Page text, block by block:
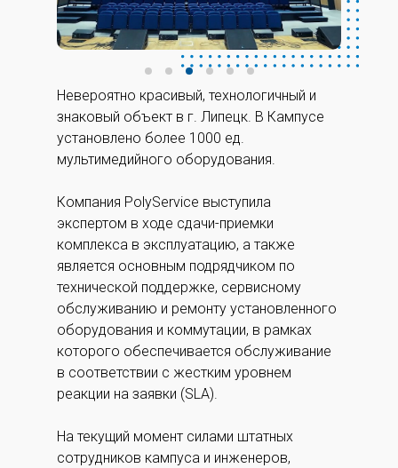
Невероятно красивый, технологичный и
знаковый объект в г. Липецк. В Кампусе
установлено более 1000 ед.
мультимедийного оборудования.
Компания PolyService выступила
экспертом в ходе сдачи-приемки
комплекса в эксплуатацию, а также
является основным подрядчиком по
технической поддержке, сервисному
обслуживанию и ремонту установленного
оборудования и коммутации, в рамках
которого обеспечивается обслуживание
в соответствии с жестким уровнем
реакции на заявки (SLA).
На текущий момент силами штатных
сотрудников кампуса и инженеров,